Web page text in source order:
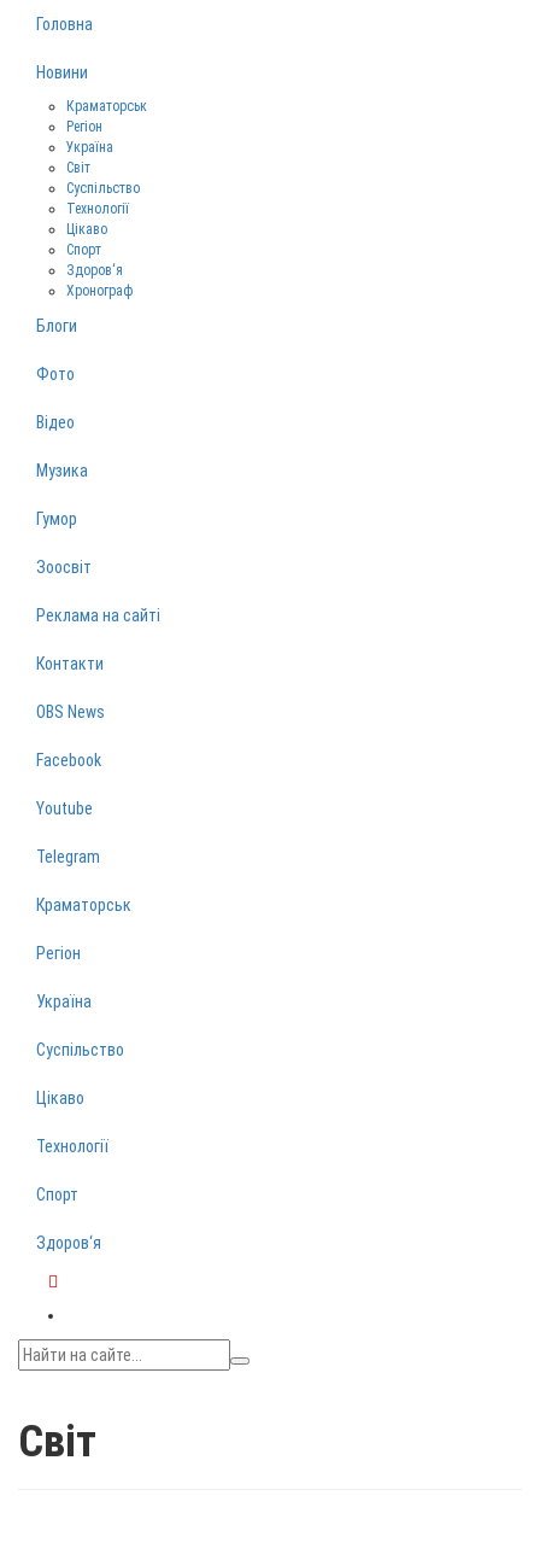
Головна
Новини
Краматорськ
Регіон
Україна
Світ
Суспільство
Технології
Цікаво
Спорт
Здоров‘я
Хронограф
Блоги
Фото
Відео
Музика
Гумор
Зоосвіт
Реклама на сайті
Контакти
OBS News
Facebook
Youtube
Telegram
Краматорськ
Регіон
Україна
Суспільство
Цікаво
Технології
Спорт
Здоров‘я
Світ